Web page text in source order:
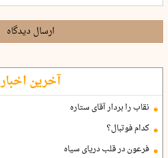
ارسال دیدگاه
آخرین اخبار
نقاب را بردار آقای ستاره
کدام فوتبال؟
فرعون در قلب دریای سیاه